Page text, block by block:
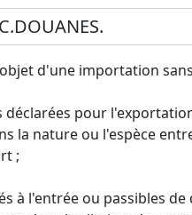
d'une importation
déclarées pour
la nature ou l'espèce
;
à l'entrée ou passibles